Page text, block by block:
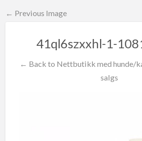
← Previous Image
41ql6szxxhl-1-
← Back to Nettbutikk med hunde/
salgs